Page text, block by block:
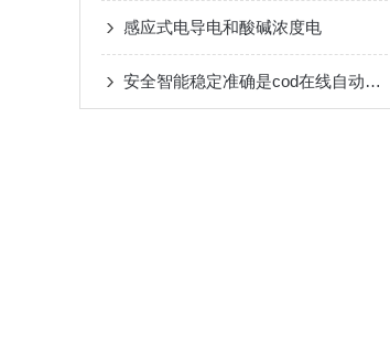
感应式电导电和酸碱浓度电
安全智能稳定准确是cod在线自动分析仪的基本素质